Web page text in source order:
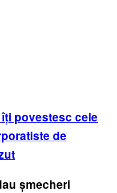
povestesc cele
de
șmecheri